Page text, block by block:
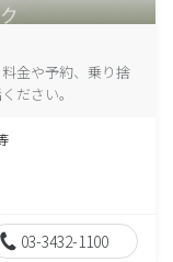
金や予約、乗り捨
ださい。
03-3432-1100